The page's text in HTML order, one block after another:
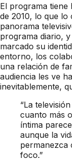
El programa tiene
de 2010, lo que
panorama
programa diario,
marcado su
entorno, los
una relación de
audiencia les ve
inevitablemente,
“La
cuanto más
íntima
aunque la
permanezca
foco.”